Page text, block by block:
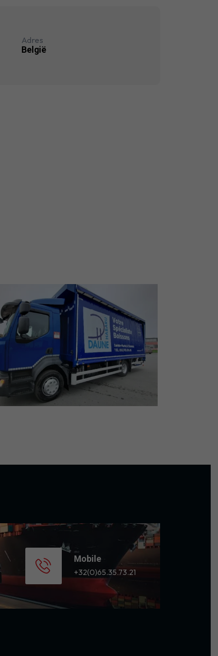
Adres
België
Mobile
+32(0)65.35.73.21